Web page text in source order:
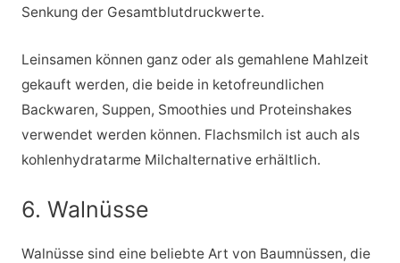
Senkung der Gesamtblutdruckwerte.
Leinsamen können ganz oder als gemahlene Mahlzeit
gekauft werden, die beide in ketofreundlichen
Backwaren, Suppen, Smoothies und Proteinshakes
verwendet werden können. Flachsmilch ist auch als
kohlenhydratarme Milchalternative erhältlich.
6. Walnüsse
Walnüsse sind eine beliebte Art von Baumnüssen, die